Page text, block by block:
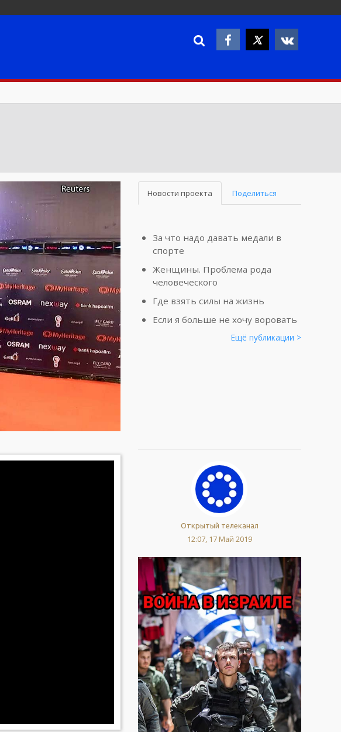
Новости проекта Поделиться
За что надо давать медали в
спорте
Женщины. Проблема рода
человеческого
Где взять силы на жизнь
Если я больше не хочу воровать
Ещё публикации >
Открытый телеканал
12:07, 17 Май 2019